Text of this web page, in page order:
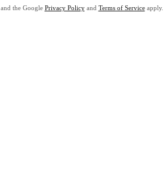
the Google Privacy Policyand Terms of Serviceapply.